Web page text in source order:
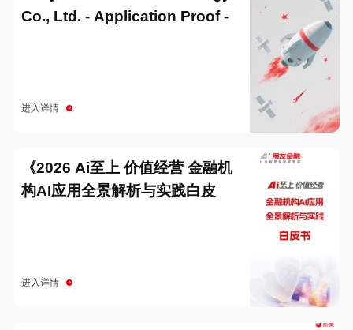
Co., Ltd. - Application Proof -
进入详情
《2026 Ai至上 价值经营 金融机
构AI应用全景解析与实践白皮
进入详情